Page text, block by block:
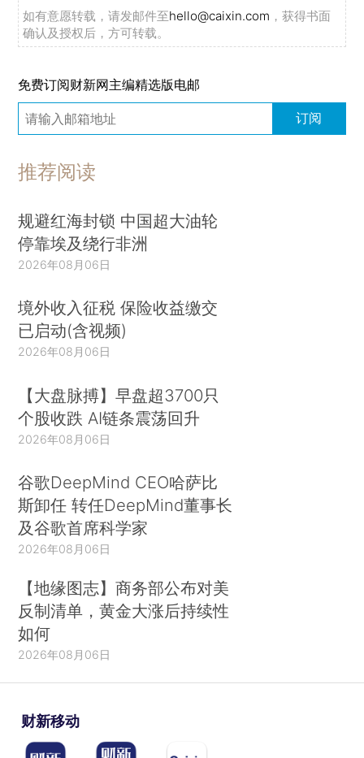
如有意愿转载，请发邮件至hello@caixin.com ，获得书面
确认及授权后，方可转载。
免费订阅财新网主编精选版电邮
订阅
推荐阅读
规避红海封锁 中国超大油轮
停靠埃及绕行非洲
2026年08月06日
境外收入征税 保险收益缴交
已启动(含视频)
2026年08月06日
【大盘脉搏】早盘超3700只
个股收跌 AI链条震荡回升
2026年08月06日
谷歌DeepMind CEO哈萨比
斯卸任 转任DeepMind董事长
及谷歌首席科学家
2026年08月06日
【地缘图志】商务部公布对美
反制清单，黄金大涨后持续性
如何
2026年08月06日
财新移动